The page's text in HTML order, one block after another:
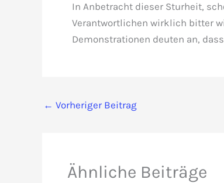
In Anbetracht dieser Sturheit,
Verantwortlichen wirklich bitter
Demonstrationen deuten an,
← Vorheriger Beitrag
Ähnliche Beiträge